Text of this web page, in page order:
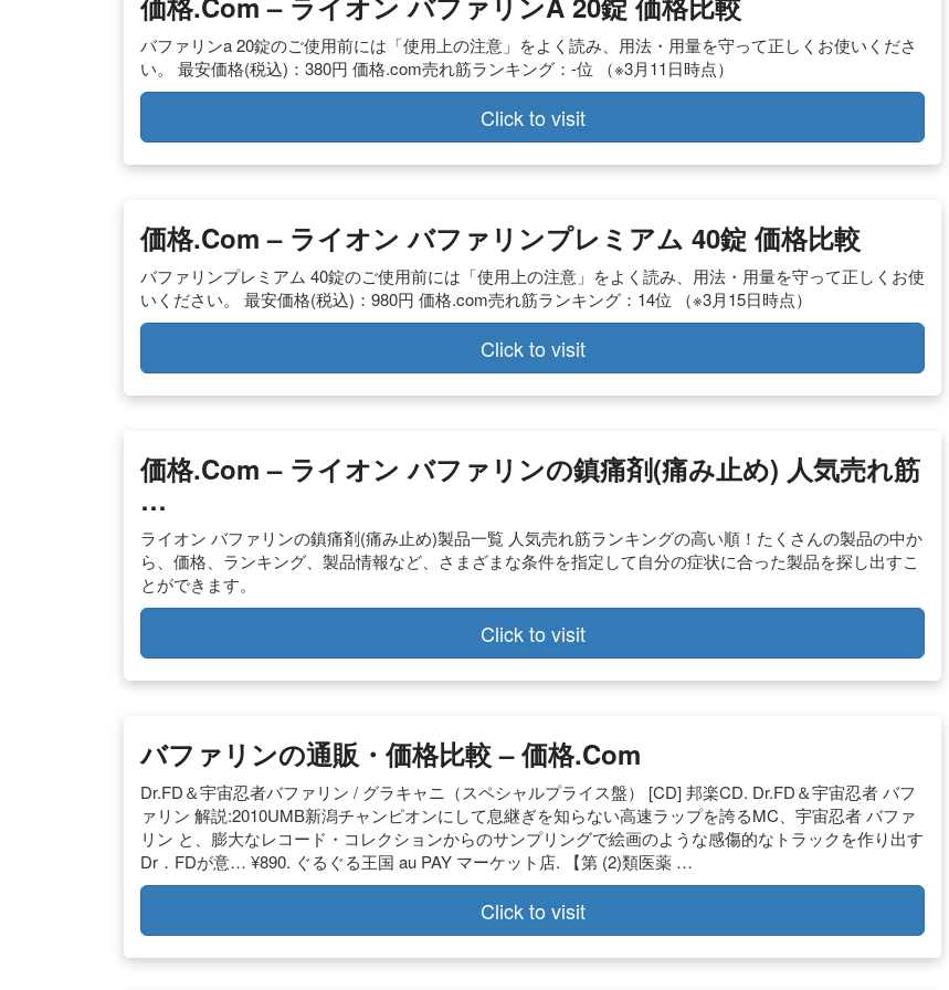
バファリンa 20錠のご使用前には「使用上の注意」をよく読み、用法・用量を守って正しくお使いくださ
い。 最安価格(税込)：380円 価格.com売れ筋ランキング：-位 （※3月11日時点）
Click to visit
価格.com – ライオン バファリンプレミアム 40錠 価格比較
バファリンプレミアム 40錠のご使用前には「使用上の注意」をよく読み、用法・用量を守って正しくお使
いください。 最安価格(税込)：980円 価格.com売れ筋ランキング：14位 （※3月15日時点）
Click to visit
価格.com – ライオン バファリンの鎮痛剤(痛み止め) 人気売れ筋
…
ライオン バファリンの鎮痛剤(痛み止め)製品一覧 人気売れ筋ランキングの高い順！たくさんの製品の中か
ら、価格、ランキング、製品情報など、さまざまな条件を指定して自分の症状に合った製品を探し出すこ
とができます。
Click to visit
バファリンの通販・価格比較 – 価格.com
Dr.FD＆宇宙忍者バファリン / グラキャニ（スペシャルプライス盤） [CD] 邦楽CD. Dr.FD＆宇宙忍者 バフ
ァリン 解説:2010UMB新潟チャンピオンにして息継ぎを知らない高速ラップを誇るMC、宇宙忍者 バファ
リン と、膨大なレコード・コレクションからのサンプリングで絵画のような感傷的なトラックを作り出す
Dr．FDが意… ¥890. ぐるぐる王国 au PAY マーケット店. 【第 (2)類医薬 …
Click to visit